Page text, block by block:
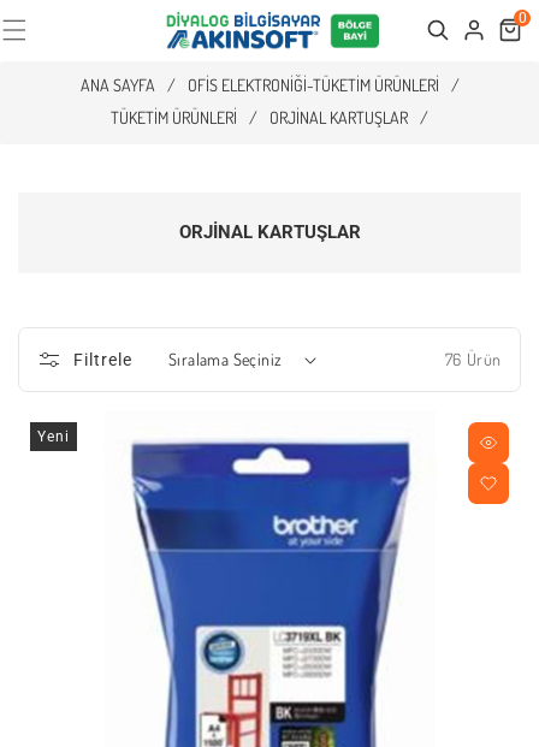
Search Cart
0
ANA SAYFA / OFIS ELEKTRONIĞI-TÜKETIM ÜRÜNLERI
/
TÜKETIM ÜRÜNLERI
/ ORJINAL KARTUŞLAR /
ORJINAL KARTUŞLAR
Filtrele 76 Ürün
Yeni